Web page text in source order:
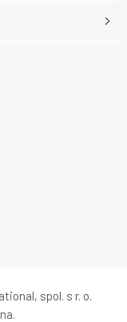
spol. s r. o.